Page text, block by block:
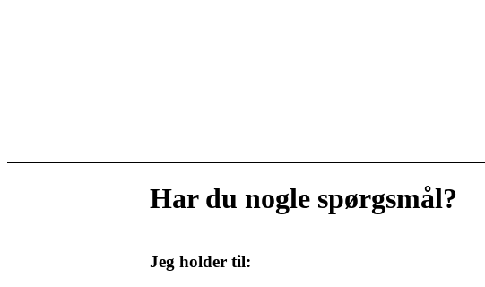
Har du nogle spørgsmål?
Jeg holder til: